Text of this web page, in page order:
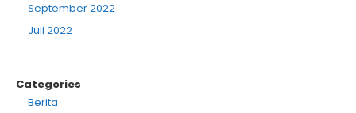
September 2022
Juli 2022
Categories
Berita